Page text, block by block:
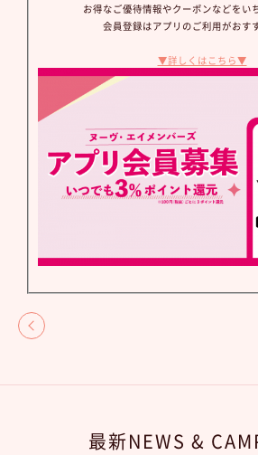
お得なご優待情報やクーポンなどをい
会員登録はアプリのご利用がおす
▼詳しくはこちら▼
最新NEWS &